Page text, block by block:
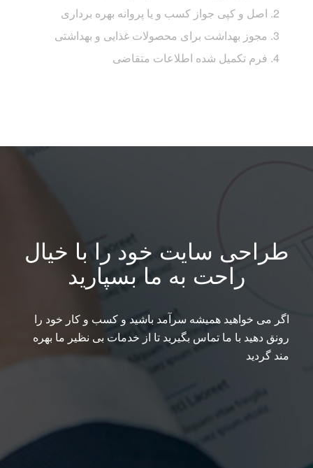
اصل و کپی جواز کسب و یا پروانه بهره برداری
مجوز بهداشت برای محصولات غذایی و بهداشتی
فرم تکمیل شده اطلاعات متقاضی
طراحی سایت خود را با خیال
راحت به ما بسپارید
اگر می خواهید همیشه سرآمد باشید و کسب و کار خود را
رونق دهید با ما تماس بگیرید تا از خدمات بی نظیر ما بهره
مند گردید